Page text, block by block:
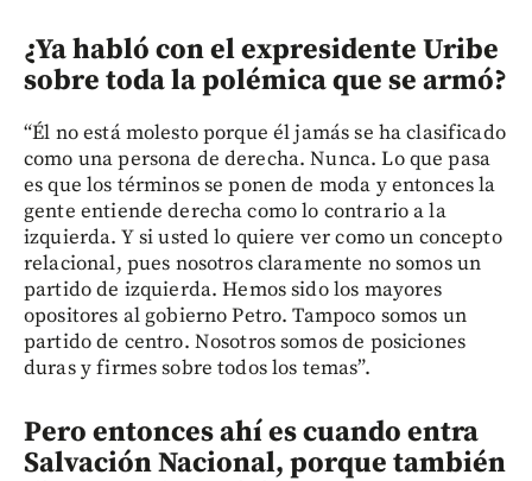
¿Ya habló con el expresidente Uribe
sobre toda la polémica que se armó?
“Él no está molesto porque él jamás se ha clasificado
como una persona de derecha. Nunca. Lo que pasa
es que los términos se ponen de moda y entonces la
gente entiende derecha como lo contrario a la
izquierda. Y si usted lo quiere ver como un concepto
relacional, pues nosotros claramente no somos un
partido de izquierda. Hemos sido los mayores
opositores al gobierno Petro. Tampoco somos un
partido de centro. Nosotros somos de posiciones
duras y firmes sobre todos los temas”.
Pero entonces ahí es cuando entra
Salvación Nacional, porque también